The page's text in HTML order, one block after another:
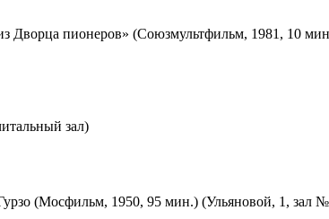
пионеров» (Союзмультфильм, 1981, 10
зал)
(Мосфильм, 1950, 95 мин.) (Ульяновой, 1, зал